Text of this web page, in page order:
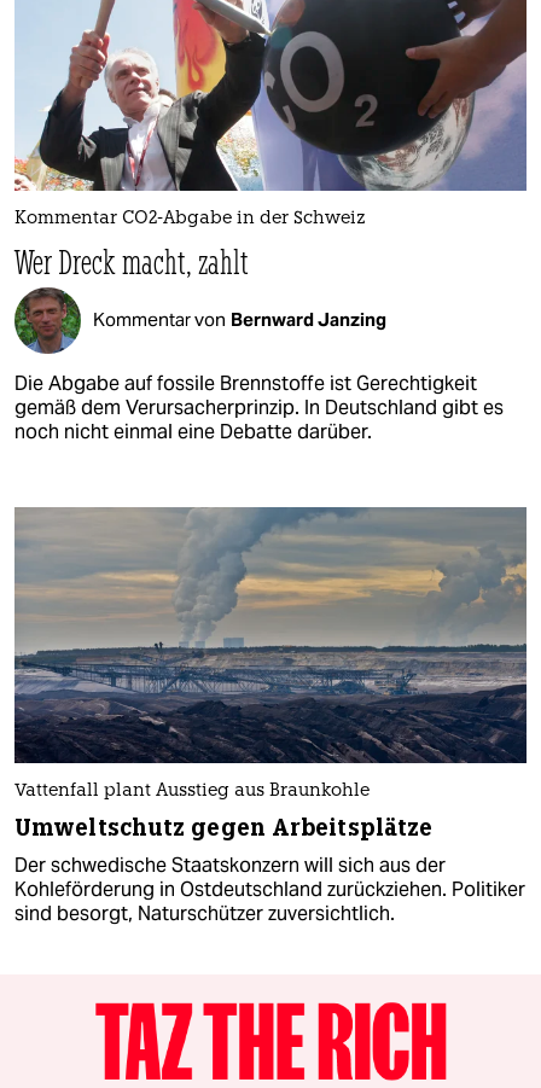
Kommentar CO2-Abgabe in der Schweiz
Wer Dreck macht, zahlt
Kommentar von Bernward Janzing
Die Abgabe auf fossile Brennstoffe ist Gerechtigkeit
gemäß dem Verursacherprinzip. In Deutschland gibt es
noch nicht einmal eine Debatte darüber.
Vattenfall plant Ausstieg aus Braunkohle
Umweltschutz gegen Arbeitsplätze
Der schwedische Staatskonzern will sich aus der
Kohleförderung in Ostdeutschland zurückziehen. Politiker
sind besorgt, Naturschützer zuversichtlich.